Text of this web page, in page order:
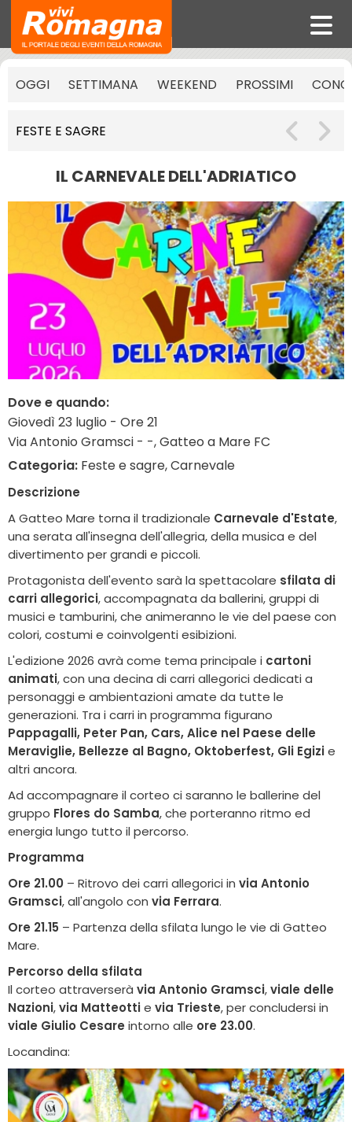
OGGI SETTIMANA WEEKEND PROSSIMI
FESTE E SAGRE
IL CARNEVALE DELL'ADRIATICO
Dove e quando:
Giovedì 23 luglio - Ore 21
Via Antonio Gramsci - -, Gatteo a Mare FC
Categoria: Feste e sagre, Carnevale
Descrizione
A Gatteo Mare torna il tradizionale Carnevale d'Estate,
una serata all'insegna dell'allegria, della musica e del
divertimento per grandi e piccoli.
Protagonista dell'evento sarà la spettacolare sfilata di
carri allegorici, accompagnata da ballerini, gruppi di
musici e tamburini, che animeranno le vie del paese con
colori, costumi e coinvolgenti esibizioni.
L'edizione 2026 avrà come tema principale i cartoni
animati, con una decina di carri allegorici dedicati a
personaggi e ambientazioni amate da tutte le
generazioni. Tra i carri in programma figurano
Pappagalli, Peter Pan, Cars, Alice nel Paese delle
Meraviglie, Bellezze al Bagno, Oktoberfest, Gli Egizie
altri ancora.
Ad accompagnare il corteo ci saranno le ballerine del
gruppo Flores do Samba, che porteranno ritmo ed
energia lungo tutto il percorso.
Programma
Ore 21.00 – Ritrovo dei carri allegorici in via Antonio
Gramsci, all'angolo con via Ferrara.
Ore 21.15 – Partenza della sfilata lungo le vie di Gatteo
Mare.
Percorso della sfilata
Il corteo attraverserà via Antonio Gramsci,viale delle
Nazioni,via Matteottie via Trieste, per concludersi in
viale Giulio Cesare intorno alle ore 23.00.
Locandina: